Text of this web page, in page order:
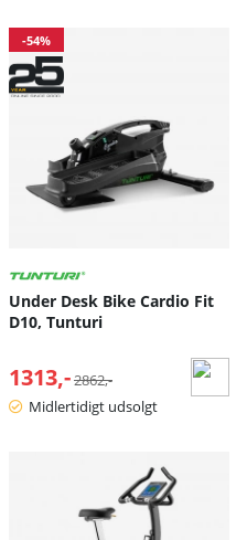
-54%
Under Desk Bike Cardio Fit
D10, Tunturi
1313,- Normalpris:
2862,-
Midlertidigt udsolgt